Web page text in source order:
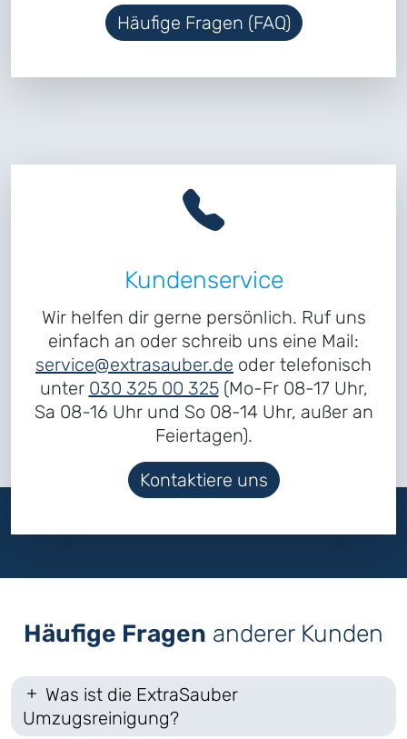
Häufige Fragen (FAQ)
Kundenservice
Wir helfen dir gerne persönlich. Ruf uns
einfach an oder schreib uns eine Mail:
service@extrasauber.de oder telefonisch
unter 030 325 00 325(Mo-Fr 08-17 Uhr,
Sa 08-16 Uhr und So 08-14 Uhr, außer an
Feiertagen).
Kontaktiere uns
Häufige Fragen anderer Kunden
Was ist die ExtraSauber
Umzugsreinigung?